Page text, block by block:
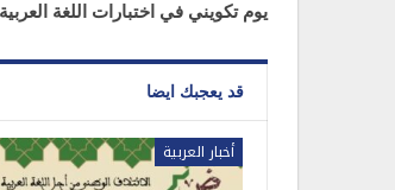
يوم تكويني في اختبارات اللغة
قد يعجبك ايضا
أخبار العربية